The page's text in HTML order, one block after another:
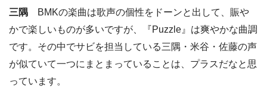
三隅
BMKの楽曲は歌声の個性をドーンと出して、賑や
かで楽しいものが多いですが、『Puzzle』は爽やかな曲調
です。その中でサビを担当している三隅・米谷・佐藤の声
が似ていて一つにまとまっていることは、プラスだなと思
っています。